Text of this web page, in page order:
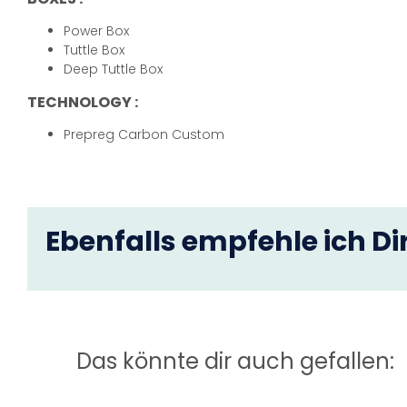
Power Box
Tuttle Box
Deep Tuttle Box
TECHNOLOGY :
Prepreg Carbon Custom
Ebenfalls empfehle ich
Das könnte dir auch gefallen: